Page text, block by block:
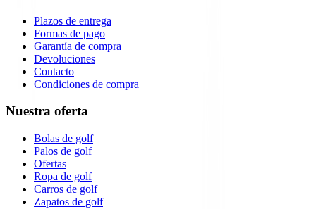
Plazos de entrega
Formas de pago
Garantía de compra
Devoluciones
Contacto
Condiciones de compra
Nuestra oferta
Bolas de golf
Palos de golf
Ofertas
Ropa de golf
Carros de golf
Zapatos de golf